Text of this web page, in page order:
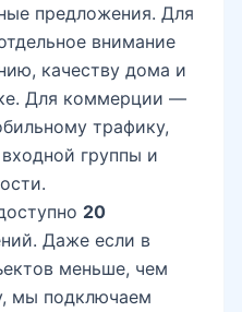
предложения. Для
внимание
качеству дома и
Для коммерции —
трафику,
группы и
20
Даже если в
меньше, чем
мы подключаем